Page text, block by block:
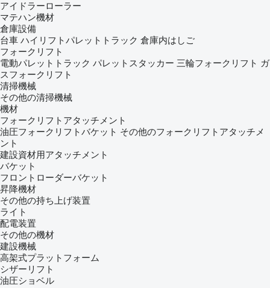
アイドラーローラー
マテハン機材
倉庫設備
台車 ハイリフトパレットトラック 倉庫内はしご
フォークリフト
電動パレットトラック パレットスタッカー 三輪フォークリフト ガ
スフォークリフト
清掃機械
その他の清掃機械
機材
フォークリフトアタッチメント
油圧フォークリフトバケット その他のフォークリフトアタッチメ
ント
建設資材用アタッチメント
バケット
フロントローダーバケット
昇降機材
その他の持ち上げ装置
ライト
配電装置
その他の機材
建設機械
高架式プラットフォーム
シザーリフト
油圧ショベル